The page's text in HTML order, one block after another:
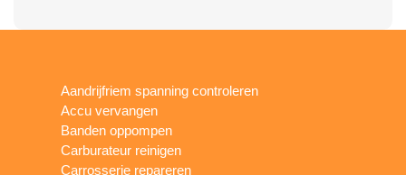
Aandrijfriem spanning controleren
Accu vervangen
Banden oppompen
Carburateur reinigen
Carrosserie repareren